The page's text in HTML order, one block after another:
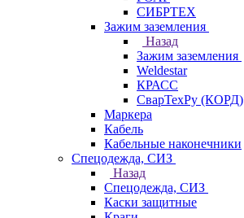
СИБРТЕХ
Зажим заземления
Назад
Зажим заземления
Weldestar
КРАСС
СварТехРу (КОРД)
Маркера
Кабель
Кабельные наконечники
Спецодежда, СИЗ
Назад
Спецодежда, СИЗ
Каски защитные